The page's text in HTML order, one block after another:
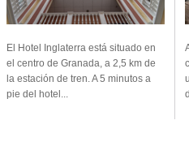
El Hotel Inglaterra está situado en
el centro de Granada, a 2,5 km de
la estación de tren. A 5 minutos a
pie del hotel...